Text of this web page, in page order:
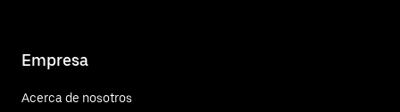
Empresa
Acerca de nosotros